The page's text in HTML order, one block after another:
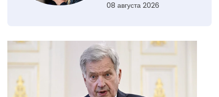
08 августа 2026